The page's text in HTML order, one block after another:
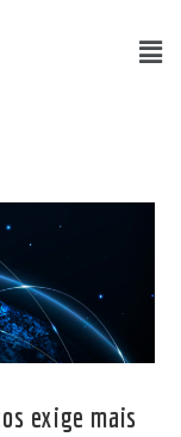
exige mais